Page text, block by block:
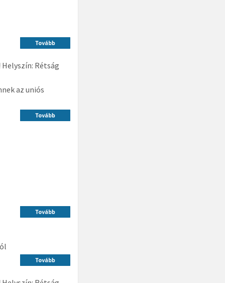
Rétság
az uniós